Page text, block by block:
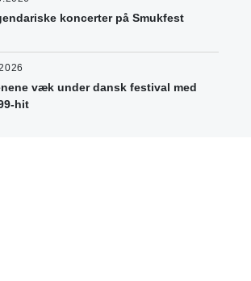
koncerter på Smukfest
væk under dansk festival med
hit